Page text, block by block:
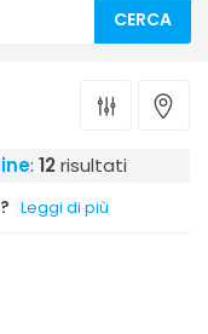
CERCA
: 12risultati
Leggi di più